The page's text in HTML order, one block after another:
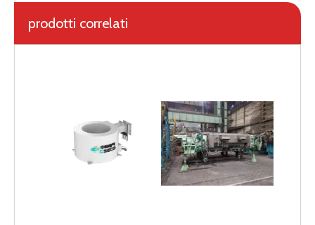
prodotti correlati